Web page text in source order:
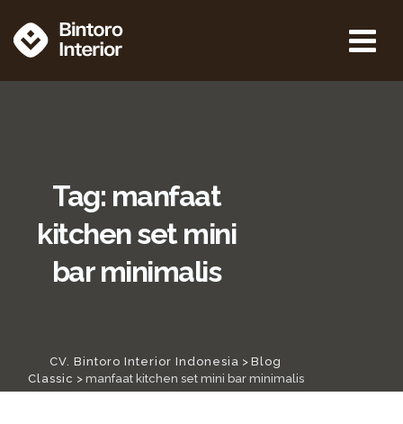
Tag: manfaat
kitchen set mini
bar minimalis
CV. Bintoro Interior Indonesia > Blog
Classic > manfaat kitchen set mini bar minimalis